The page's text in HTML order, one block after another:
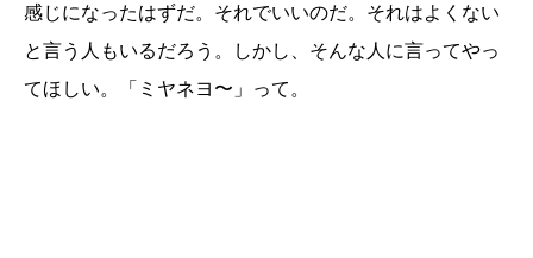
感じになったはずだ。それでいいのだ。それはよくない
と言う人もいるだろう。しかし、そんな人に言ってやっ
てほしい。「ミヤネヨ〜」って。